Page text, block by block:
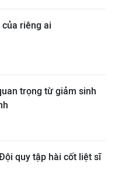
của riêng ai
trọng từ giảm sinh
quy tập hài cốt liệt sĩ